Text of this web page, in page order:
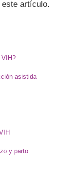
artículo.
VIH?
asistida
y parto